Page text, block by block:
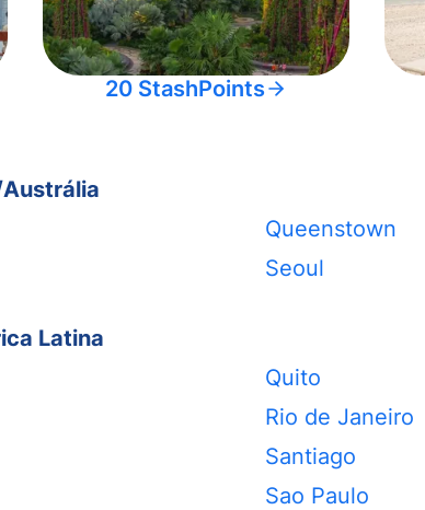
20 StashPoints
Queenstown
Seoul
Latina
Quito
Rio de Janeiro
Santiago
Sao Paulo